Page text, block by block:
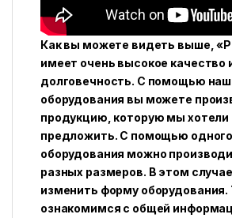
Как вы можете видеть выше,
имеет очень высокое качество
долговечность. С помощью
оборудования вы можете
продукцию, которую мы
предложить. С помощью одного
оборудования можно
разных размеров. В этом
изменить форму оборудования.
ознакомимся с общей